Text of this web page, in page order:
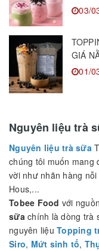
03/
GIÁ
NGON!
01/
Nguyên liệu trà
Nguyên liệu trà sữa
chúng tôi muốn mang
vời như nhãn hàng
Hous,...
Tobee Food với
sữa chính là dòng trà
nguyên liệu Topping
Siro, Mứt sinh tố,